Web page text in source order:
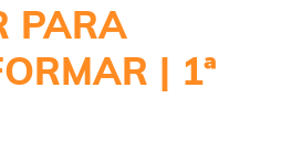
PARA
| 1ª